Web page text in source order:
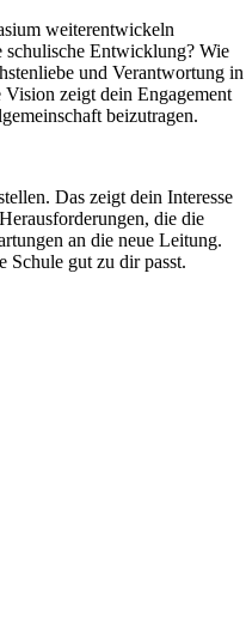
weiterentwickeln
schulische Entwicklung? Wie
und Verantwortung in
zeigt dein Engagement
beizutragen.
Das zeigt dein Interesse
die die
an die neue Leitung.
Schule gut zu dir passt.